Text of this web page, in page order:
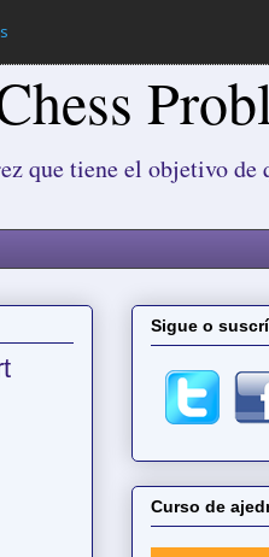
que tiene el objetivo de
Sigue o
Curso de